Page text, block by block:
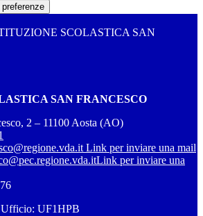
SCOLASTICA SAN
SAN FRANCESCO
2 – 11100 Aosta (AO)
Link per inviare una mail
Link per inviare una
UF1HPB